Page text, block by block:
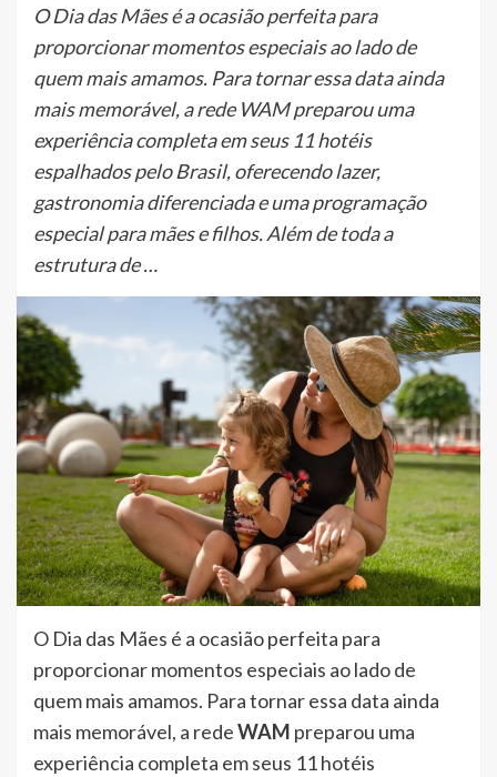
O Dia das Mães é a ocasião perfeita para
proporcionar momentos especiais ao lado de
quem mais amamos. Para tornar essa data ainda
mais memorável, a rede WAM preparou uma
experiência completa em seus 11 hotéis
espalhados pelo Brasil, oferecendo lazer,
gastronomia diferenciada e uma programação
especial para mães e filhos. Além de toda a
estrutura de …
O Dia das Mães é a ocasião perfeita para
proporcionar momentos especiais ao lado de
quem mais amamos. Para tornar essa data ainda
mais memorável, a redeWAM preparou uma
experiência completa em seus 11 hotéis